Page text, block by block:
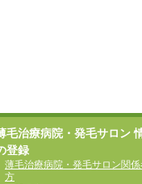
毛治療病院・発毛サロン
登録
薄毛治療病院・発毛サロン関
方